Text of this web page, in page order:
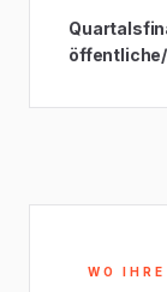
WO